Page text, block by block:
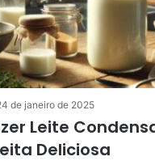
de janeiro de 2025
Leite
Deliciosa